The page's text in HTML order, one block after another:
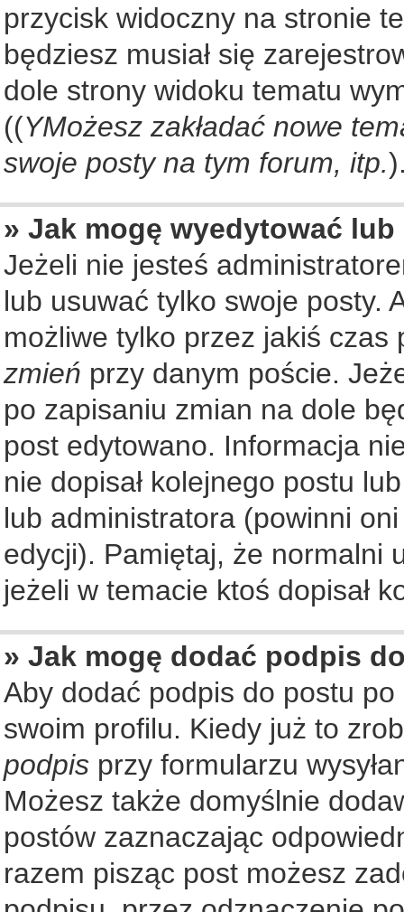
przycisk widoczny na stronie
będziesz musiał się
dole strony widoku tematu
((YMożesz zakładać nowe
swoje posty na tym forum, itp.
» Jak mogę wyedytować
Jeżeli nie jesteś
lub usuwać tylko swoje posty.
możliwe tylko przez jakiś
zmień przy danym poście.
po zapisaniu zmian na dole
post edytowano. Informacja
nie dopisał kolejnego postu
lub administratora (powinni
edycji). Pamiętaj, że normalni
jeżeli w temacie ktoś dopisał
» Jak mogę dodać podpis
Aby dodać podpis do postu
swoim profilu. Kiedy już to
podpis przy formularzu
Możesz także domyślnie
postów zaznaczając
razem pisząc post możesz